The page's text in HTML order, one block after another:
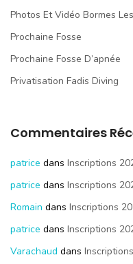
Photos Et Vidéo Bormes
Prochaine Fosse
Prochaine Fosse D’apnée
Privatisation Fadis Diving
Commentaires
patrice dans Inscriptions
patrice dans Inscriptions
Romain dans Inscriptions
patrice dans Inscriptions
Varachaud dans